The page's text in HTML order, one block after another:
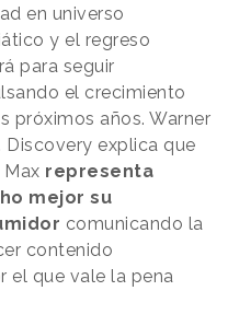
en universo
y el regreso
para seguir
el crecimiento
próximos años. Warner
Discovery explica que
Max representa
mejor su
comunicando la
contenido
el que vale la pena